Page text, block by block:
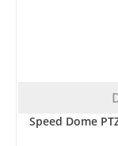
Speed Dome